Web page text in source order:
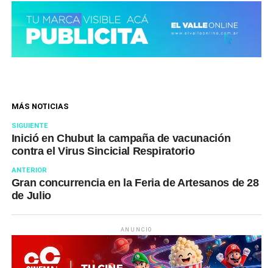
MÁS NOTICIAS
SIGUIENTE
Inició en Chubut la campaña de vacunación
contra el Virus Sincicial Respiratorio
ANTERIOR
Gran concurrencia en la Feria de Artesanos de 28
de Julio
ANUNCIO